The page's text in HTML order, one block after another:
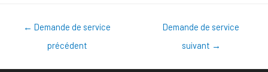
← Demande de service
précédent
Demande de service
suivant →